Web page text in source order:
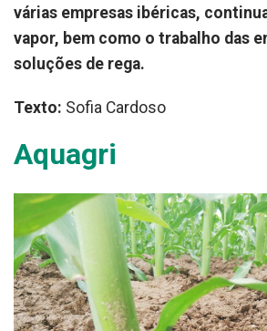
várias empresas ibéricas,
vapor, bem como o trabalho das
soluções de rega.
Texto: Sofia Cardoso
Aquagri